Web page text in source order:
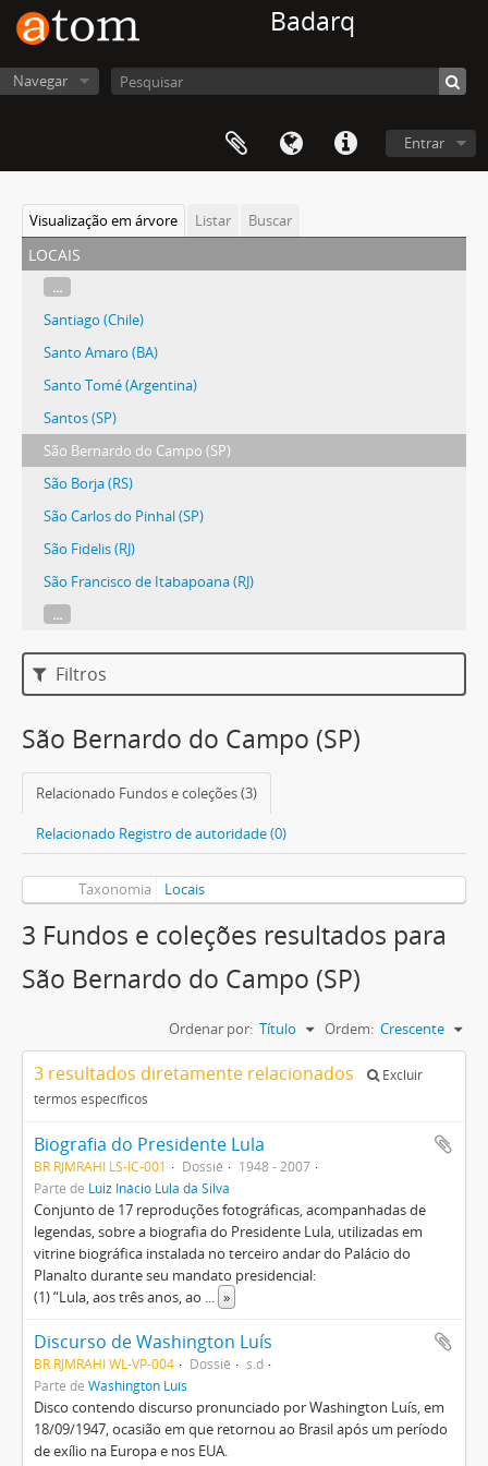
Badarq
Navegar
Entrar
Visualização em árvore Listar Buscar
locais
...
Santiago (Chile)
Santo Amaro (BA)
Santo Tomé (Argentina)
Santos (SP)
São Bernardo do Campo (SP)
São Borja (RS)
São Carlos do Pinhal (SP)
São Fidelis (RJ)
São Francisco de Itabapoana (RJ)
...
Filtros
São Bernardo do Campo (SP)
Relacionado Fundos e coleções (3)
Relacionado Registro de autoridade (0)
Taxonomia Locais
3 Fundos e coleções resultados para
São Bernardo do Campo (SP)
Ordenar por: Título Ordem: Crescente
3 resultados diretamente relacionados
Excluir
termos específicos
Biografia do Presidente Lula
BR RJMRAHI LS-IC-001 Dossiê
1948 - 2007
Parte de Luiz Inácio Lula da Silva
Conjunto de 17 reproduções fotográficas, acompanhadas de
legendas, sobre a biografia do Presidente Lula, utilizadas em
vitrine biográfica instalada no terceiro andar do Palácio do
Planalto durante seu mandato presidencial:
(1) “Lula, aos três anos, ao ... »
Discurso de Washington Luís
BR RJMRAHI WL-VP-004 Dossiê
s.d
Parte de Washington Luís
Disco contendo discurso pronunciado por Washington Luís, em
18/09/1947, ocasião em que retornou ao Brasil após um período
de exílio na Europa e nos EUA.